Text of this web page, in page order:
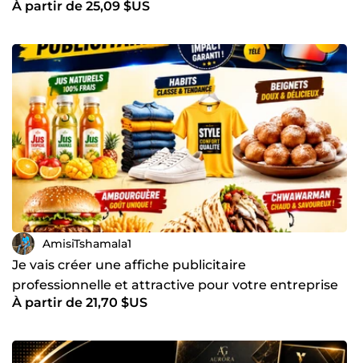
À partir de 25,09 $US
AmisiTshamala1
Je vais créer une affiche publicitaire
professionnelle et attractive pour votre entreprise
À partir de 21,70 $US